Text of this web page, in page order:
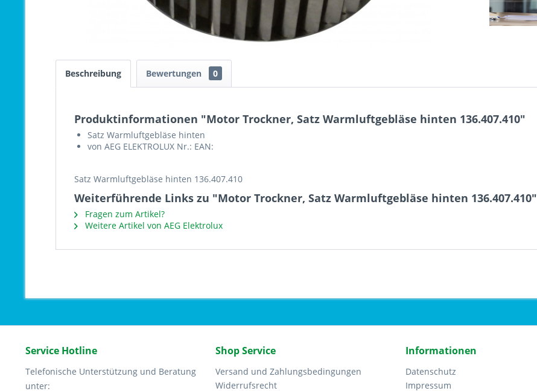
Beschreibung Bewertungen 0
Produktinformationen "Motor Trockner, Satz Warmluftgebläse hinten 136.407.410"
Satz Warmluftgebläse hinten
von AEG ELEKTROLUX Nr.: EAN:
Satz Warmluftgebläse hinten 136.407.410
Weiterführende Links zu "Motor Trockner, Satz Warmluftgebläse hinten 136.407.410"
Fragen zum Artikel?
Weitere Artikel von AEG Elektrolux
Service Hotline
Telefonische Unterstützung und Beratung
unter:
Shop Service
Versand und Zahlungsbedingungen
Widerrufsrecht
Informationen
Datenschutz
Impressum